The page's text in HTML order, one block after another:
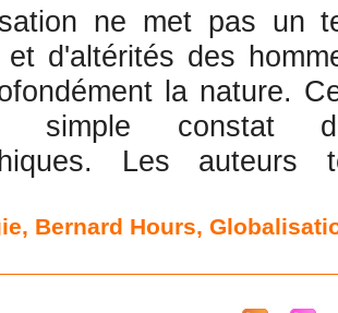
ne met pas un
et d'altérités des
la nature.
simple constat
Les
, Bernard Hours,